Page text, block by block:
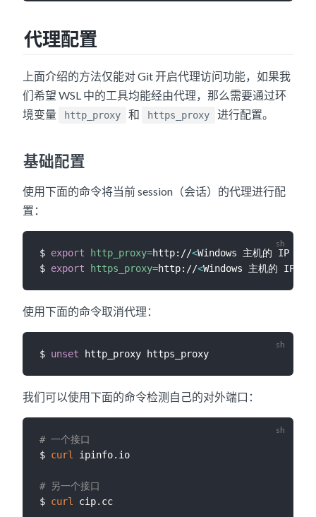
代理配置
上面介绍的方法仅能对 Git 开启代理访问功能，如果我
们希望 WSL 中的工具均能经由代理，那么需要通过环
境变量
http_proxy 和 https_proxy 进行配置。
基础配置
使用下面的命令将当前 session（会话）的代理进行配
置：
$ export http_proxy=http://<Windows 主机的 IP 地址
$ export https_proxy=http://<Windows 主机的 IP 地
使用下面的命令取消代理：
$ unset
我们可以使用下面的命令检测自己的对外端口：
# 一个接口
$ curl ipinfo.io
# 另一个接口
$ curl